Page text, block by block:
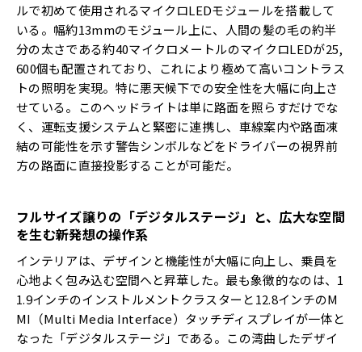
ルで初めて使用されるマイクロLEDモジュールを搭載して
いる。幅約13mmのモジュール上に、人間の髪の毛の約半
分の太さである約40マイクロメートルのマイクロLEDが25,
600個も配置されており、これにより極めて高いコントラス
トの照明を実現。特に悪天候下での安全性を大幅に向上さ
せている。このヘッドライトは単に路面を照らすだけでな
く、運転支援システムと緊密に連携し、車線案内や路面凍
結の可能性を示す警告シンボルなどをドライバーの視界前
方の路面に直接投影することが可能だ。
フルサイズ譲りの「デジタルステージ」と、広大な空間
を生む新発想の操作系
インテリアは、デザインと機能性が大幅に向上し、乗員を
心地よく包み込む空間へと昇華した。最も象徴的なのは、1
1.9インチのインストルメントクラスターと12.8インチのM
MI（Multi Media Interface）タッチディスプレイが一体と
なった「デジタルステージ」である。この湾曲したデザイ